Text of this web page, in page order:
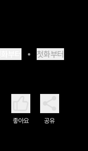
첫화부터
좋아요 공유